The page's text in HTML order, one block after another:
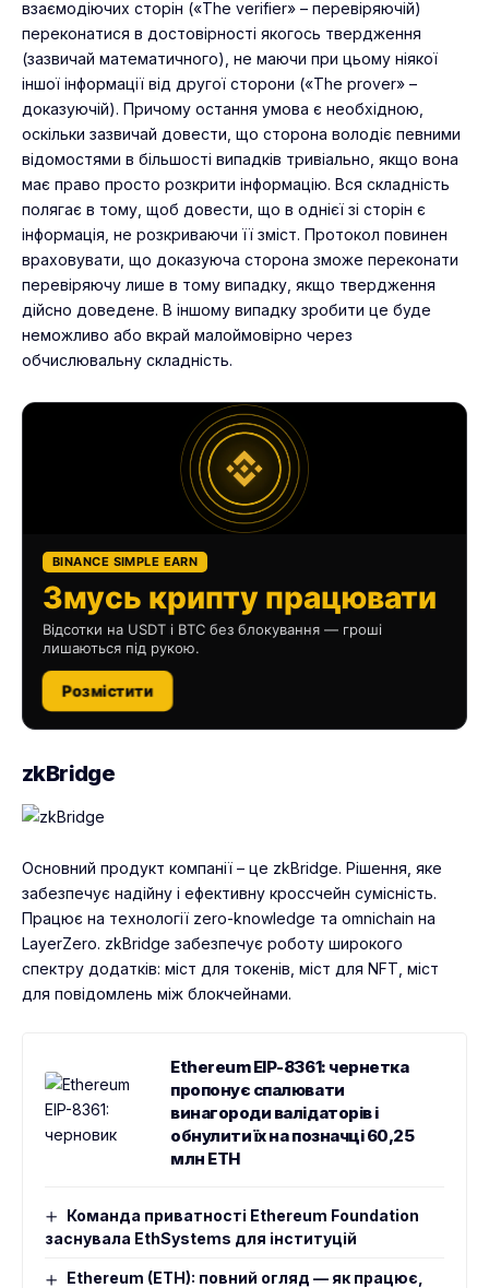
взаємодіючих сторін («The verifier» – перевіряючій)
переконатися в достовірності якогось твердження
(зазвичай математичного), не маючи при цьому ніякої
іншої інформації від другої сторони («The prover» –
доказуючій). Причому остання умова є необхідною,
оскільки зазвичай довести, що сторона володіє певними
відомостями в більшості випадків тривіально, якщо вона
має право просто розкрити інформацію. Вся складність
полягає в тому, щоб довести, що в однієї зі сторін є
інформація, не розкриваючи її зміст. Протокол повинен
враховувати, що доказуюча сторона зможе переконати
перевіряючу лише в тому випадку, якщо твердження
дійсно доведене. В іншому випадку зробити це буде
неможливо або вкрай малоймовірно через
обчислювальну складність.
BINANCE SIMPLE EARN
Змусь крипту працювати
Відсотки на USDT і BTC без блокування — гроші
лишаються під рукою.
Розмістити
zkBridge
Основний продукт компанії – це zkBridge. Рішення, яке
забезпечує надійну і ефективну кроссчейн сумісність.
Працює на технології zero-knowledge та omnichain на
LayerZero. zkBridge забезпечує роботу широкого
спектру додатків: міст для токенів, міст для NFT, міст
для повідомлень між блокчейнами.
Ethereum EIP-8361: чернетка
пропонує спалювати
винагороди валідаторів і
обнулити їх на позначці 60,25
млн ETH
Команда приватності Ethereum Foundation
заснувала EthSystems для інституцій
Ethereum (ETH): повний огляд — як працює,